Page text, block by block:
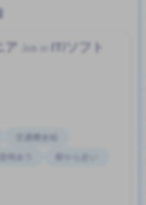
ア
IT/ソフト
交通費支給
用あり
駅から近い